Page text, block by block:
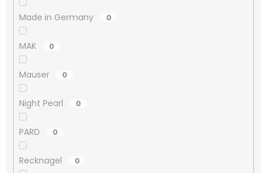
Made in Germany 0
MAK 0
Mauser 0
Night Pearl 0
PARD 0
Recknagel 0